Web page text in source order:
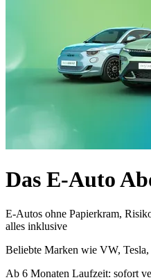
Das E-Auto
E-Autos ohne Papierkram,
alles inklusive
Beliebte Marken wie VW,
Ab 6 Monaten Laufzeit: sofort